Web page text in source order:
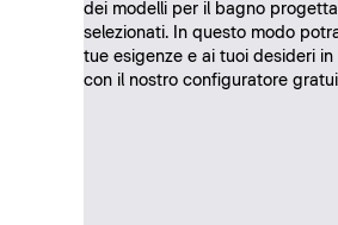
dei modelli per il bagno
selezionati. In questo modo
tue esigenze e ai tuoi desideri
con il nostro configuratore